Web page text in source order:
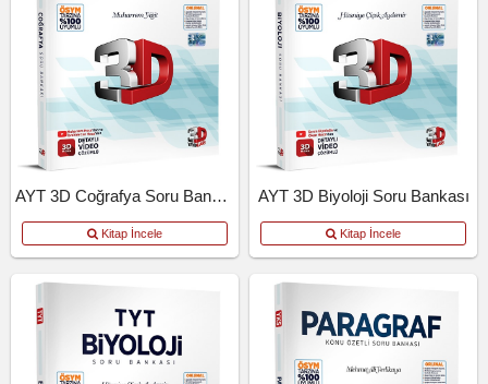
AYT 3D Coğrafya Soru Bankası
Kitap İncele
AYT 3D Biyoloji Soru Bankası
Kitap İncele